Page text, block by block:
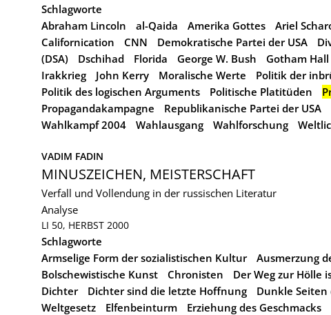
Schlagworte
Abraham Lincoln
al-Qaida Amerika Gottes Ariel
Californication
CNN Demokratische Partei der USA
(DSA)
Dschihad Florida George W. Bush Gotham Hall
Irakkrieg
John Kerry Moralische Werte
Politik der
Politik des logischen Arguments
Politische Platitüden
Propagandakampagne
Republikanische Partei der USA
Wahlkampf 2004
Wahlausgang Wahlforschung
VADIM FADIN
MINUSZEICHEN, MEISTERSCHAFT
Verfall und Vollendung in der russischen Literatur
Analyse
LI 50, HERBST 2000
Schlagworte
Armselige Form der sozialistischen Kultur
Ausmerzung
Bolschewistische Kunst
Chronisten
Der Weg zur Hölle
Dichter
Dichter sind die letzte Hoffnung Dunkle Seiten
Weltgesetz
Elfenbeinturm Erziehung des Geschmacks